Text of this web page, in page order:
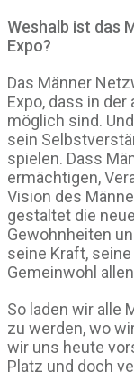
Weshalb ist das
Expo?
Das Männer
Expo, dass in
möglich sind.
sein
spielen. Dass
ermächtigen,
Vision des
gestaltet die
Gewohnheiten
seine Kraft,
Gemeinwohl
So laden wir alle
zu werden, wo
wir uns heute
Platz und doch